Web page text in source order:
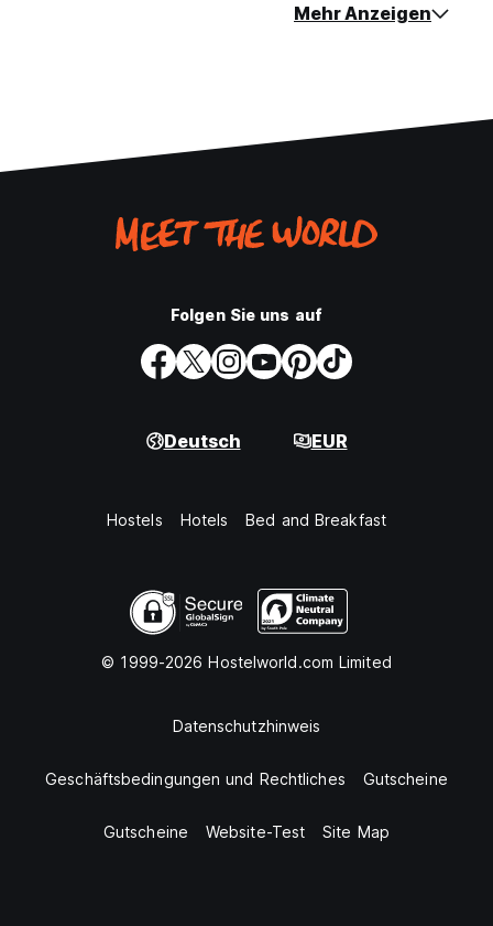
Mehr Anzeigen
Folgen Sie uns auf
Deutsch EUR
Hostels Hotels Bed and Breakfast
© 1999-2026 Hostelworld.com Limited
Datenschutzhinweis
Geschäftsbedingungen und Rechtliches Gutscheine
Gutscheine Website-Test Site Map